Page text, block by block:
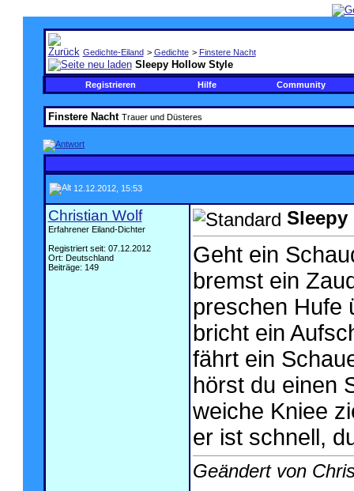
Gedichte-Eiland > Gedichte > Finstere Nacht
Sleepy Hollow Style
Registrieren Hilfe Community
Finstere Nacht Trauer und Düsteres
12.12.2012, 15:53
Christian Wolf
Erfahrener Eiland-Dichter
Registriert seit: 07.12.2012
Ort: Deutschland
Beiträge: 149
Geht ein
bremst ein
preschen Hufe
bricht ein
fährt ein
hörst du einen
weiche Kniee
er ist schnell,
Geändert von